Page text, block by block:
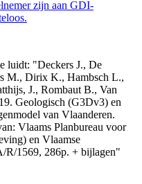
zijn aan GDI-
luidt: "Deckers J., De
M., Dirix K., Hambsch L.,
J., Rombaut B., Van
Geologisch (G3Dv3) en
van Vlaanderen.
Vlaams Planbureau voor
en Vlaamse
R/1569, 286p. + bijlagen"